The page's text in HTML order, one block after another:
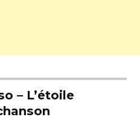
– L’étoile